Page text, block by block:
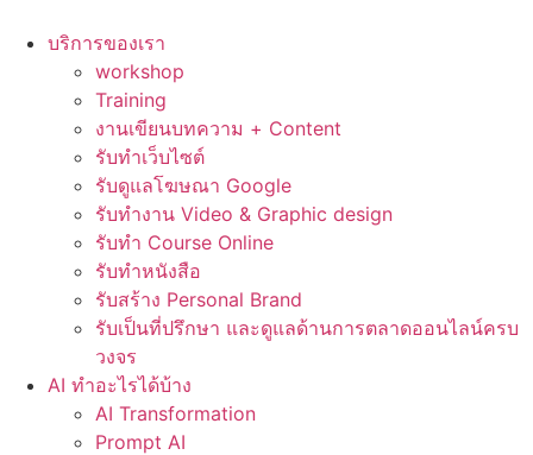
บริการของเรา
workshop
Training
งานเขียนบทความ + Content
รับทำเว็บไซต์
รับดูแลโฆษณา Google
รับทำงาน Video & Graphic design
รับทำ Course Online
รับทำหนังสือ
รับสร้าง Personal Brand
รับเป็นที่ปรึกษา และดูแลด้านการตลาดออนไลน์ครบ
วงจร
AI ทำอะไรได้บ้าง
AI Transformation
Prompt AI